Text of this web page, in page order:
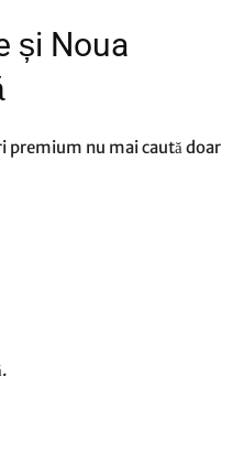
și Noua
premium nu mai caută doar